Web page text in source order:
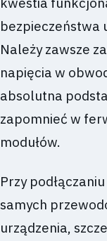
bezpieczeństwa
Należy zawsze
napięcia w
absolutna
zapomnieć w
modułów.
Przy
samych
urządzenia,